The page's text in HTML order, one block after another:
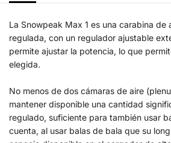
La Snowpeak Max 1 es una carabina de
regulada, con un regulador ajustable
permite ajustar la potencia, lo que
elegida.
No menos de dos cámaras de aire
mantener disponible una cantidad
regulado, suficiente para también usar
cuenta, al usar balas de bala que su